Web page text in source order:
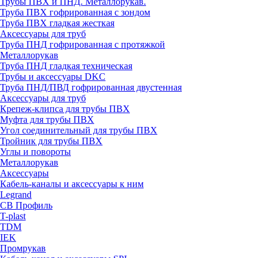
Труба ПВХ гофрированная с зондом
Труба ПВХ гладкая жесткая
Аксессуары для труб
Труба ПНД гофрированная с протяжкой
Металлорукав
Труба ПНД гладкая техническая
Трубы и аксессуары DKC
Труба ПНД/ПВД гофрированная двустенная
Аксессуары для труб
Крепеж-клипса для трубы ПВХ
Муфта для трубы ПВХ
Угол соединительный для трубы ПВХ
Тройник для трубы ПВХ
Углы и повороты
Металлорукав
Аксессуары
Кабель-каналы и аксессуары к ним
Legrand
СВ Профиль
T-plast
TDM
IEK
Промрукав